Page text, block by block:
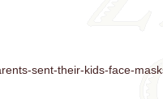
sent-their-kids-face-